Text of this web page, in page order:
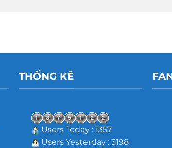
THỐNG KÊ
Users Today : 1357
Users Yesterday : 3198